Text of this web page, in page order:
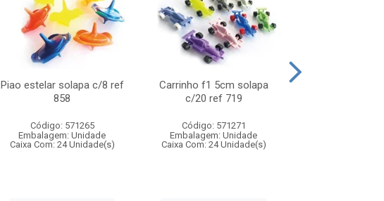
Piao estelar solapa c/8 ref
858
Código: 571265
Embalagem: Unidade
Caixa Com: 24 Unidade(s)
Carrinho f1 5cm solapa
c/20 ref 719
Código: 571271
Embalagem: Unidade
Caixa Com: 24 Unidade(s)